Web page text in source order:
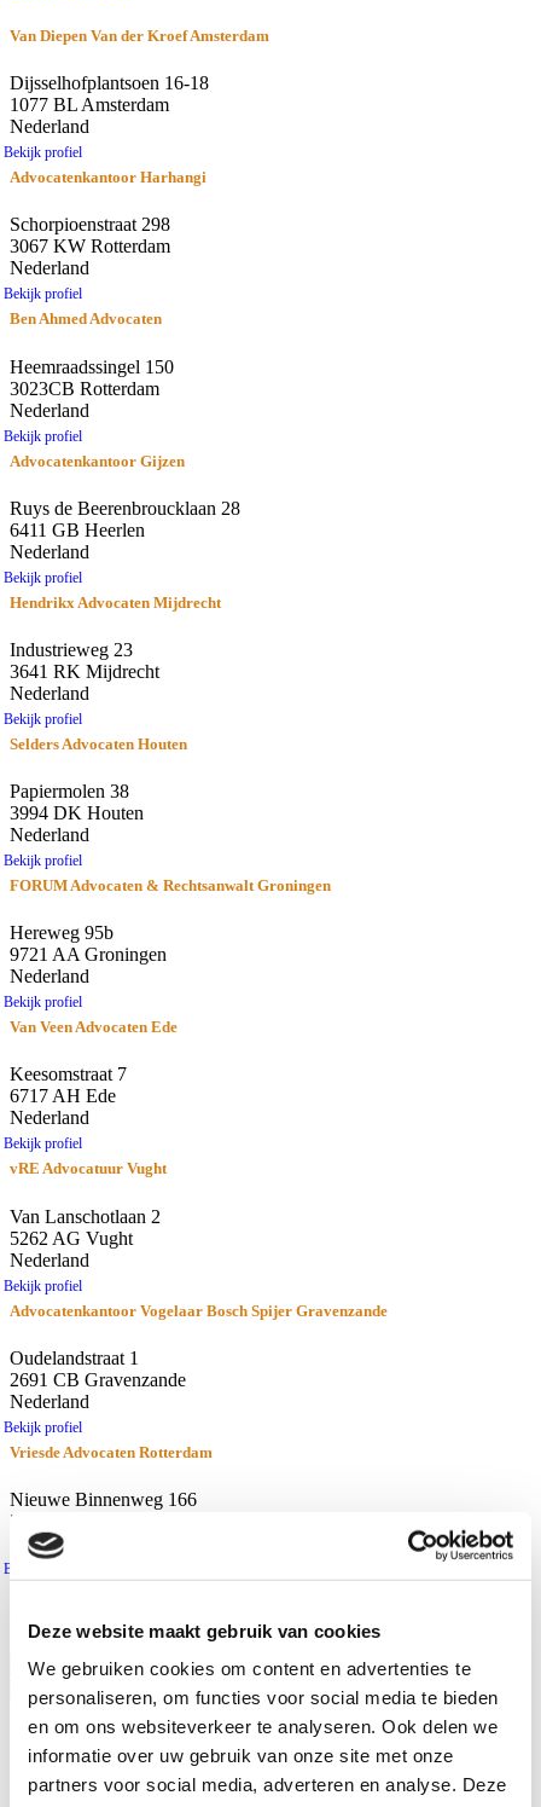
Deze website maakt gebruik van cookies
We gebruiken cookies om content en advertenties te
personaliseren, om functies voor social media te bieden
en om ons websiteverkeer te analyseren. Ook delen we
informatie over uw gebruik van onze site met onze
partners voor social media, adverteren en analyse. Deze
Van Diepen Van der Kroef Amsterdam
Dijsselhofplantsoen 16-18
1077 BL Amsterdam
Nederland
Bekijk profiel
Advocatenkantoor Harhangi
Schorpioenstraat 298
3067 KW Rotterdam
Nederland
Bekijk profiel
Ben Ahmed Advocaten
Heemraadssingel 150
3023CB Rotterdam
Nederland
Bekijk profiel
Advocatenkantoor Gijzen
Ruys de Beerenbroucklaan 28
6411 GB Heerlen
Nederland
Bekijk profiel
Hendrikx Advocaten Mijdrecht
Industrieweg 23
3641 RK Mijdrecht
Nederland
Bekijk profiel
Selders Advocaten Houten
Papiermolen 38
3994 DK Houten
Nederland
Bekijk profiel
FORUM Advocaten & Rechtsanwalt Groningen
Hereweg 95b
9721 AA Groningen
Nederland
Bekijk profiel
Van Veen Advocaten Ede
Keesomstraat 7
6717 AH Ede
Nederland
Bekijk profiel
vRE Advocatuur Vught
Van Lanschotlaan 2
5262 AG Vught
Nederland
Bekijk profiel
Advocatenkantoor Vogelaar Bosch Spijer Gravenzande
Oudelandstraat 1
2691 CB Gravenzande
Nederland
Bekijk profiel
Vriesde Advocaten Rotterdam
Nieuwe Binnenweg 166
3015 BH Rotterdam
Nederland
Bekijk profiel
Gebruik huidige locatie
Waar zoekt u naar?
Advocaten
Kantoren